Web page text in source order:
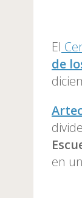
El
de
en